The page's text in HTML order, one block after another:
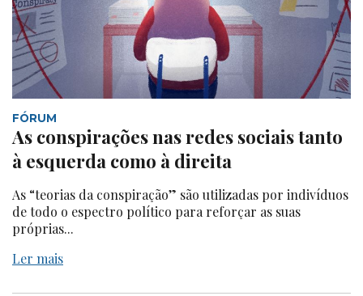
FÓRUM
As conspirações nas redes sociais tanto
à esquerda como à direita
As “teorias da conspiração” são utilizadas por indivíduos
de todo o espectro político para reforçar as suas
próprias...
Ler mais